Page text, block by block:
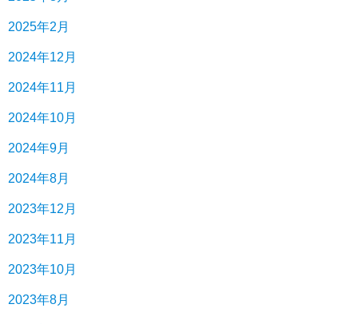
2025年2月
2024年12月
2024年11月
2024年10月
2024年9月
2024年8月
2023年12月
2023年11月
2023年10月
2023年8月